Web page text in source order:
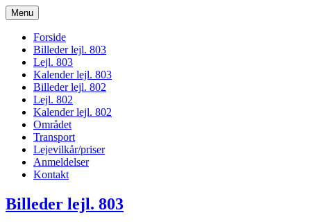
bogodtcostadelsol.dk
Menu
Forside
Billeder lejl. 803
Lejl. 803
Kalender lejl. 803
Billeder lejl. 802
Lejl. 802
Kalender lejl. 802
Området
Transport
Lejevilkår/priser
Anmeldelser
Kontakt
Billeder lejl. 803